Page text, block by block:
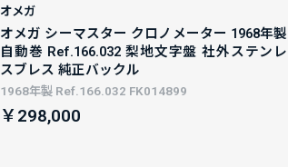
オメガ
オメガ シーマスター クロノメーター 1968年製
自動巻 Ref.166.032 梨地文字盤 社外ステンレ
スブレス 純正バックル
1968年製 Ref.166.032 FK014899
￥298,000